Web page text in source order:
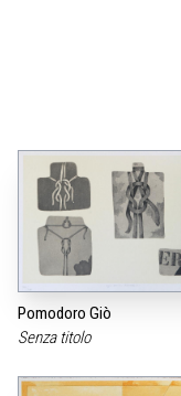
Pomodoro Giò
Senza titolo